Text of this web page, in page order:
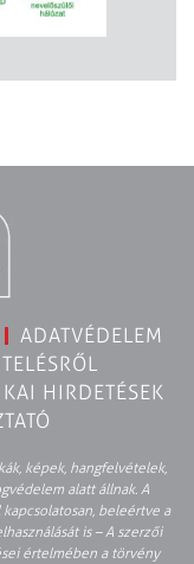
ADATVÉDELEM
HIRDETÉSEK
képek, hangfelvételek,
alatt állnak. A
beleértve a
is – A szerzői
értelmében a törvény